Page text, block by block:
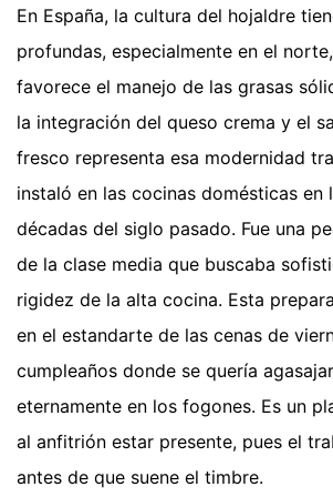
En España, la cultura del hojaldre
profundas, especialmente en el
favorece el manejo de las grasas
la integración del queso crema y el
fresco representa esa modernidad
instaló en las cocinas domésticas en
décadas del siglo pasado. Fue una
de la clase media que buscaba
rigidez de la alta cocina. Esta
en el estandarte de las cenas de
cumpleaños donde se quería
eternamente en los fogones. Es un
al anfitrión estar presente, pues el
antes de que suene el timbre.